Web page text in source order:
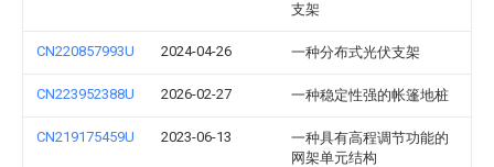
支架
CN220857993U 2024-04-26 一种分布式光伏支架
CN223952388U 2026-02-27 一种稳定性强的帐篷地桩
CN219175459U 2023-06-13
一种具有高程调节功能的
网架单元结构